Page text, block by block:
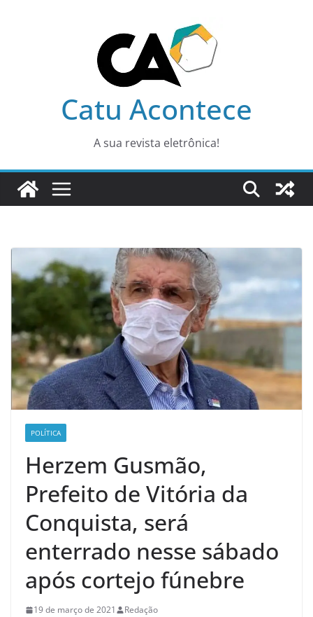
Catu Acontece
A sua revista eletrônica!
POLÍTICA
Herzem Gusmão,
Prefeito de Vitória da
Conquista, será
enterrado nesse sábado
após cortejo fúnebre
19 de março de 2021 Redação